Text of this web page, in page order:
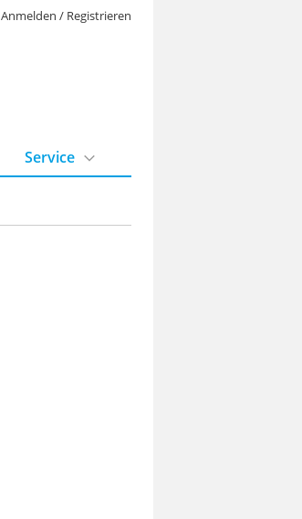
Anmelden / Registrieren
Service